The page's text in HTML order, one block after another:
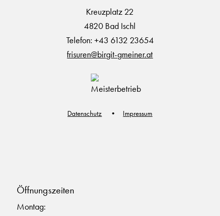
Kreuzplatz 22
4820 Bad Ischl
Telefon: +43 6132 23654
frisuren@birgit-gmeiner.at
Datenschutz Impressum
Öffnungszeiten
Montag: